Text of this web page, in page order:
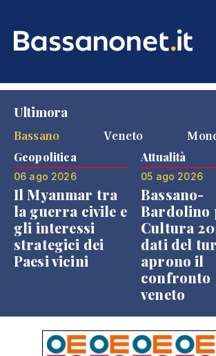
Ultimora
Bassano
Veneto
Geopolitica
06 ago 2026
Il Myanmar tra
la guerra civile e
gli interessi
strategici dei
Paesi vicini
Attualità
05 ago 2026
Bassano-
Bardolino
Cultura
dati del
aprono il
confronto
veneto